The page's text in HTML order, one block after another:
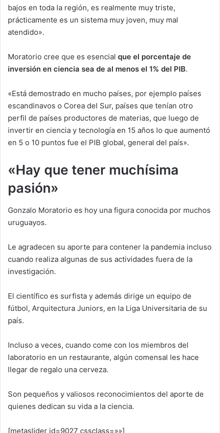
bajos en toda la región, es realmente muy triste,
prácticamente es un sistema muy joven, muy mal
atendido».
Moratorio cree que es esencial que el porcentaje de
inversión en ciencia sea de al menos el 1% del PIB.
«Está demostrado en mucho países, por ejemplo países
escandinavos o Corea del Sur, países que tenían otro
perfil de países productores de materias, que luego de
invertir en ciencia y tecnología en 15 años lo que aumentó
en 5 o 10 puntos fue el PIB global, general del país».
«Hay que tener muchísima
pasión»
Gonzalo Moratorio es hoy una figura conocida por muchos
uruguayos.
Le agradecen su aporte para contener la pandemia incluso
cuando realiza algunas de sus actividades fuera de la
investigación.
El científico es surfista y además dirige un equipo de
fútbol, Arquitectura Juniors, en la Liga Universitaria de su
país.
Incluso a veces, cuando come con los miembros del
laboratorio en un restaurante, algún comensal les hace
llegar de regalo una cerveza.
Son pequeños y valiosos reconocimientos del aporte de
quienes dedican su vida a la ciencia.
[metaslider id=9027 cssclass=»»]